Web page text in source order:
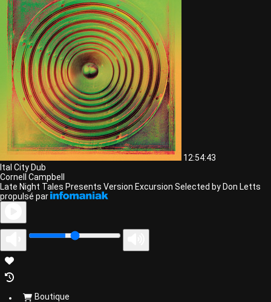
12:54:43
Ital City Dub
Cornell Campbell
Late Night Tales Presents Version Excursion Selected by Don Letts
propulsé par
Boutique